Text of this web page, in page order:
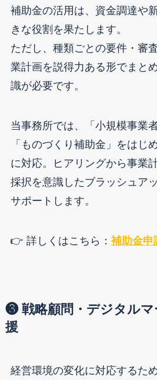
補助金の活用は、資金調達や
きな役割を果たします。
ただし、種類ごとの要件・審
業計画を説得力ある形でまと
識が必要です。
当事務所では、「小規模事業
「ものづくり補助金」をはじ
に対応。ヒアリングから事業
採択を意識したブラッシュア
サポートします。
👉 詳しくはこちら： 補助金申
❸ 戦略顧問・デジタル
援
経営環境の変化に対応するた